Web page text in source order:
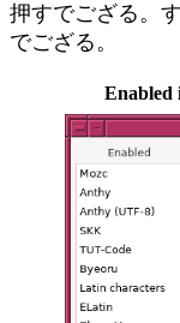
押すでござる。
でござる。
Enabled